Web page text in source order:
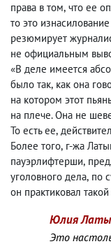
права в том, что ее
то это
резюмирует
не официальным
«В деле имеется
было так, как она
на котором этот
на плече. Она не
То есть ее,
Более того, г-жа
пауэрлифтерши,
уголовного дела, по
он практиковал
Юлия
Это